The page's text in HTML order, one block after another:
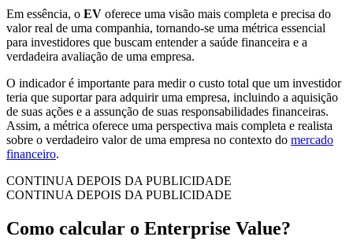
Em essência, o EV oferece uma visão mais completa e precisa do
valor real de uma companhia, tornando-se uma métrica essencial
para investidores que buscam entender a saúde financeira e a
verdadeira avaliação de uma empresa.
O indicador é importante para medir o custo total que um investidor
teria que suportar para adquirir uma empresa, incluindo a aquisição
de suas ações e a assunção de suas responsabilidades financeiras.
Assim, a métrica oferece uma perspectiva mais completa e realista
sobre o verdadeiro valor de uma empresa no contexto do mercado
financeiro.
CONTINUA DEPOIS DA PUBLICIDADE
CONTINUA DEPOIS DA PUBLICIDADE
Como calcular o Enterprise Value?